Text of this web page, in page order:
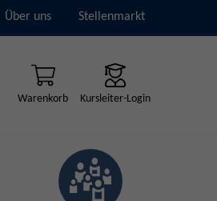
Über uns Stellenmarkt
Warenkorb Kursleiter-Login